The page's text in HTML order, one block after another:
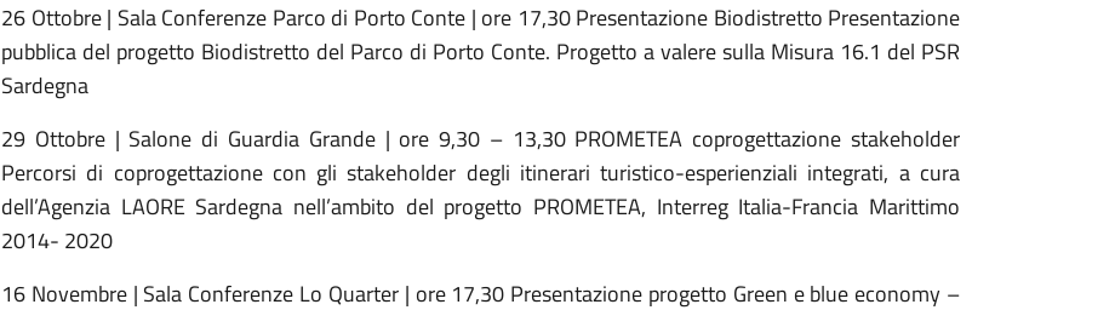
26 Ottobre | Sala Conferenze Parco di Porto Conte | ore 17,30 Presentazione Biodistretto Presentazione
pubblica del progetto Biodistretto del Parco di Porto Conte. Progetto a valere sulla Misura 16.1 del PSR
Sardegna
29 Ottobre | Salone di Guardia Grande | ore 9,30 – 13,30 PROMETEA coprogettazione stakeholder
Percorsi di coprogettazione con gli stakeholder degli itinerari turistico-esperienziali integrati, a cura
dell’Agenzia LAORE Sardegna nell’ambito del progetto PROMETEA, Interreg Italia-Francia Marittimo
2014- 2020
16 Novembre | Sala Conferenze Lo Quarter | ore 17,30 Presentazione progetto Green e blue economy –